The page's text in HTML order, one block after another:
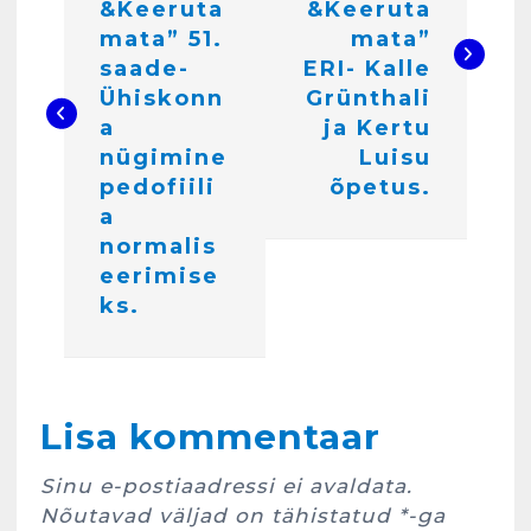
e
e
&Keeruta
mata” 51.
saade-
Ühiskonn
a
nügimine
pedofiili
a
normalis
eerimise
ks.
&Keeruta
mata”
ERI- Kalle
Grünthali
ja Kertu
Luisu
õpetus.
Lisa kommentaar
Sinu e-postiaadressi ei avaldata.
Nõutavad väljad on tähistatud *-ga
Eestlaste toidu -ja
kokkusaamise koht Soomes,
märts 24, 2025